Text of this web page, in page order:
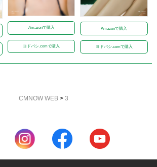
Amazonで購入
ヨドバシ.comで購入
Amazonで購入
ヨドバシ.comで購入
CMNOW WEB > 3